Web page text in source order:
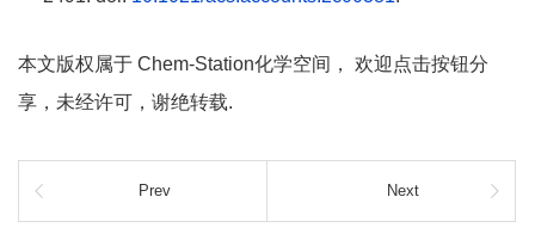
本文版权属于 Chem-Station化学空间， 欢迎点击按钮分
享，未经许可，谢绝转载.
Prev Next